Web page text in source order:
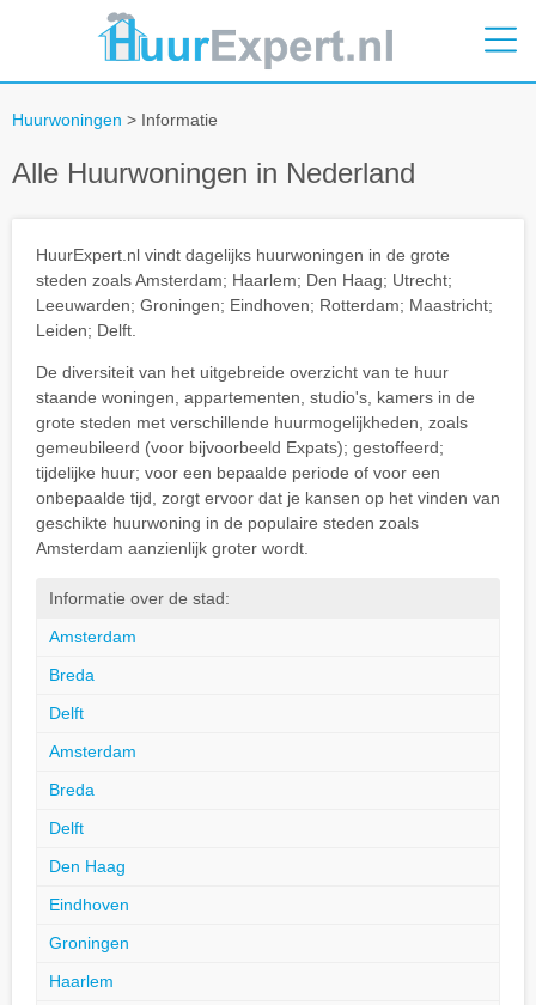
Huurwoningen > Informatie
Alle Huurwoningen in Nederland
HuurExpert.nl vindt dagelijks huurwoningen in de grote
steden zoals Amsterdam; Haarlem; Den Haag; Utrecht;
Leeuwarden; Groningen; Eindhoven; Rotterdam; Maastricht;
Leiden; Delft.
De diversiteit van het uitgebreide overzicht van te huur
staande woningen, appartementen, studio's, kamers in de
grote steden met verschillende huurmogelijkheden, zoals
gemeubileerd (voor bijvoorbeeld Expats); gestoffeerd;
tijdelijke huur; voor een bepaalde periode of voor een
onbepaalde tijd, zorgt ervoor dat je kansen op het vinden van
geschikte huurwoning in de populaire steden zoals
Amsterdam aanzienlijk groter wordt.
Informatie over de stad:
Amsterdam
Breda
Delft
Amsterdam
Breda
Delft
Den Haag
Eindhoven
Groningen
Haarlem